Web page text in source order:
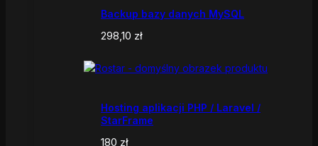
Backup bazy danych MySQL
298,10 zł
Hosting aplikacji PHP / Laravel /
StarFrame
180 zł